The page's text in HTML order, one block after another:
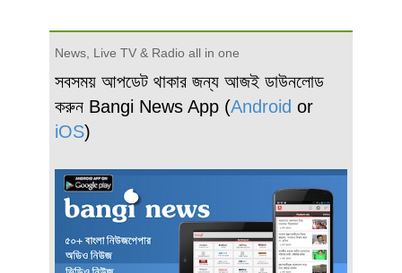
News, Live TV & Radio all in one
সবসময় আপডেট থাকার জন্য আজই ডাউনলোড
করুন Bangi News App (Android or
iOS)